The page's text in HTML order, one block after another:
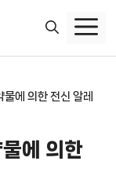
에 의한 전신 알레
에 의한